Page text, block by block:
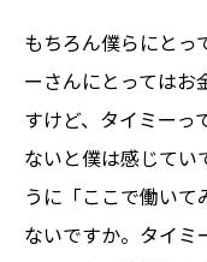
もちろん僕らにとっ
ーさんにとっては
すけど、タイミーっ
ないと僕は感じてい
うに「ここで働い
ないですか。タイミ